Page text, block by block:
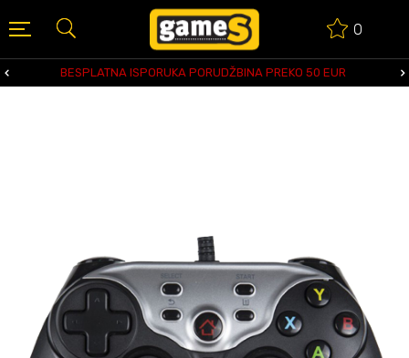
0
BESPLATNA ISPORUKA PORUDŽBINA PREKO 50 EUR